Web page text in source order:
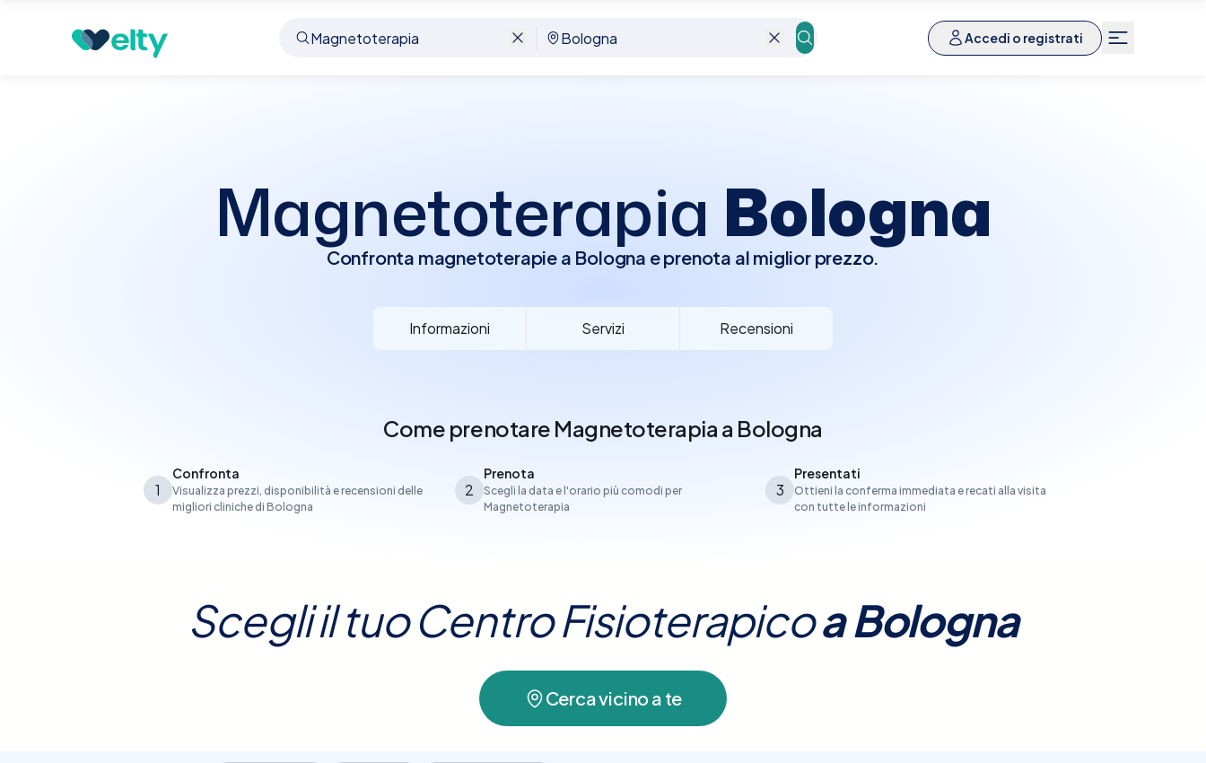
Accedi o registrati
Prenota visita Bologna
Magnetoterapia Bologna
Confronta magnetoterapie a Bologna e prenota al miglior prezzo.
Informazioni Servizi Recensioni
Come prenotare Magnetoterapia a Bologna
1
Confronta
Visualizza prezzi, disponibilità e recensioni delle
migliori cliniche di Bologna
2
Prenota
Scegli la data e l'orario più comodi per
Magnetoterapia
3
Presentati
Ottieni la conferma immediata e recati alla visita
con tutte le informazioni
Scegli il tuo Centro FisioterapicoaBologna
Cerca vicino a te